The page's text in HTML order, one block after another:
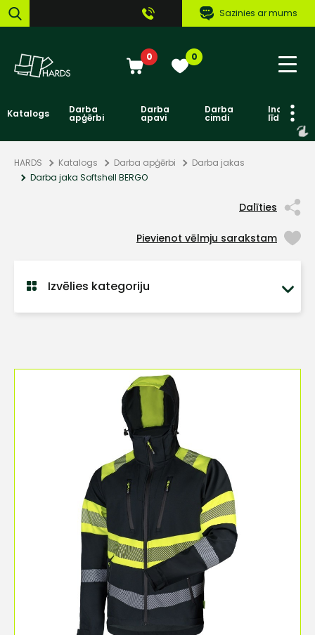
Sazinies ar mums
0 0
Katalogs Darba
apģērbi
Darba
apavi
Darba
cimdi līdzekļi
HARDS Katalogs Darba apģērbi
Darba jakas
Darba jaka Softshell BERGO
Dalīties
Pievienot vēlmju sarakstam
Izvēlies kategoriju